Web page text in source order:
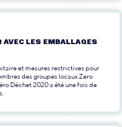
AVEC LES EMBALLAGES
et mesures restrictives pour
des groupes locaux Zero
Déchet 2020 a été une fois de